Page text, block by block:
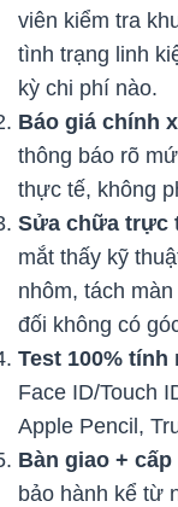
viên kiểm tra
tình trạng linh
kỳ chi phí nào.
Báo giá chính
thông báo rõ
thực tế, không
Sửa chữa trực
mắt thấy kỹ
nhôm, tách
đối không có
Test 100%
Face ID/Touch
Apple Pencil,
Bàn giao +
bảo hành kể từ